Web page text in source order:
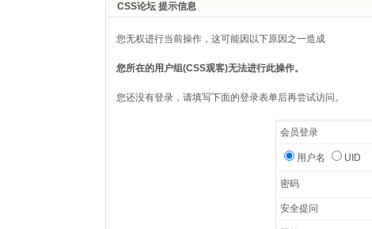
CSS论坛 提示信息
您无权进行当前操作，这可能因以下原因之一造成
您所在的用户组(CSS观客)无法进行此操作。
您还没有登录，请填写下面的登录表单后再尝试访问。
会员登录
用户名 UID
密码
安全提问